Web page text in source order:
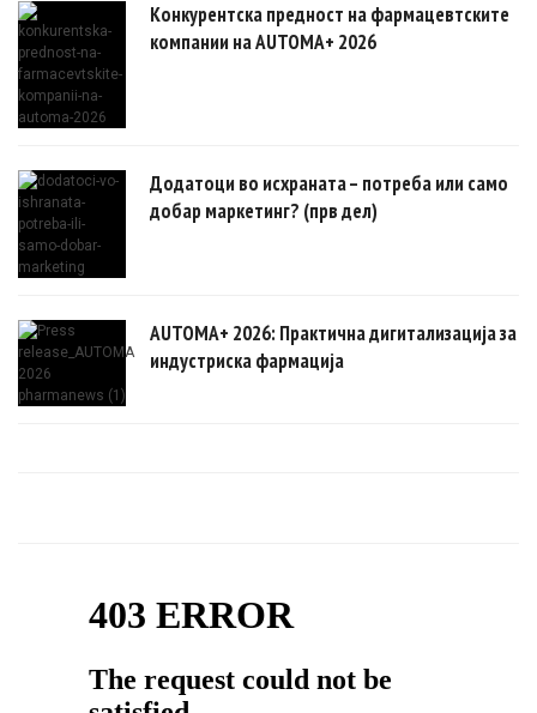
Конкурентска предност на фармацевтските
компании на AUTOMA+ 2026
Додатоци во исхраната – потреба или само
добар маркетинг? (прв дел)
AUTOMA+ 2026: Практична дигитализација за
индустриска фармација